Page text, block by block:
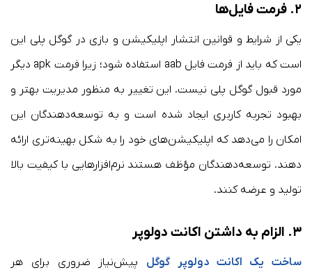
۲. فرمت فایل‌ها
یکی از شرایط و قوانین انتشار اپلیکیشن و بازی در گوگل پلی این
است که باید از فرمت فایل aab استفاده شود؛ زیرا فرمت apk دیگر
مورد قبول گوگل پلی نیست. این تغییر به منظور مدیریت بهتر و
بهبود تجربه کاربری ایجاد شده است و به توسعه‌دهندگان این
امکان را می‌دهد که اپلیکیشن‌های خود را به شکل بهینه‌تری ارائه
دهند. توسعه‌دهندگان مؤظف هستند نرم‌افزارهایی با کیفیت بالا
تولید و عرضه کنند.
۳. الزام به داشتن اکانت دولوپر
ساخت یک اکانت دولوپر گوگل پیش‌نیاز ضروری برای هر